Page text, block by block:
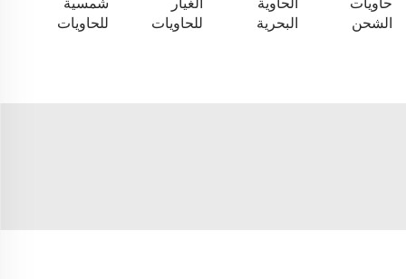
الشحن
البحرية
للحاويات
للحاويات